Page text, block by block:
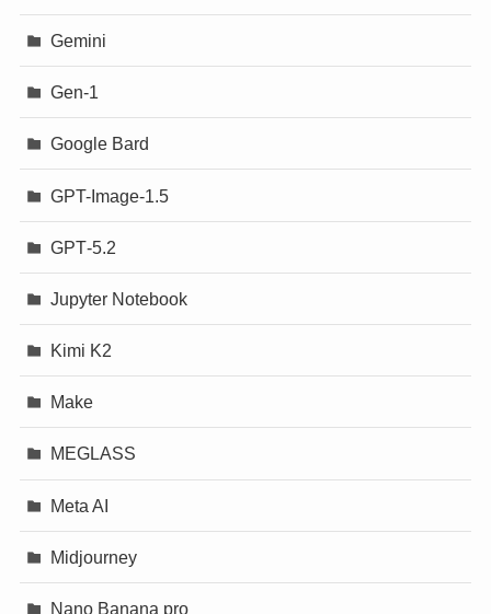
Gemini
Gen-1
Google Bard
GPT-Image-1.5
GPT‐5.2
Jupyter Notebook
Kimi K2
Make
MEGLASS
Meta AI
Midjourney
Nano Banana pro